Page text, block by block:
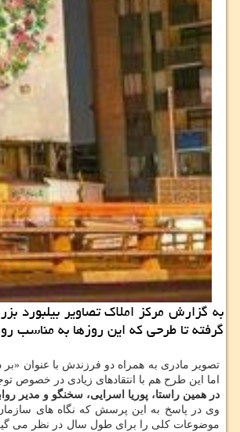
به گزارش مركز املاك تصاویر بیلبورد
گرفته تا طرحی كه این روزها به مناسب
تصویر مادری به همراه دو فرزندش با عنوان
اما این طرح هم با انتقادهای زیادی در خصوص
در همین راستا، پوریا اسرایی، سخنگو و مدیر
وی در پاسخ به این پرسش كه نگاه های سازمان
موضوعات كلی را برای طول سال در نظر می